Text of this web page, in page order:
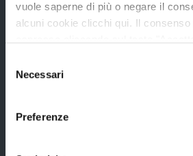
vuole saperne di più o negare il
alcuni cookie clicchi qui. Il consenso
tasto "Rifiuta".
delNecessari
Preferenze
Organi di governo
Uffici e orari
Elezioni